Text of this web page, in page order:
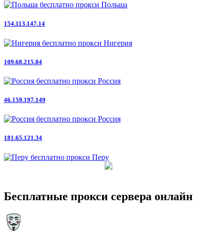
Польша
154.113.147.14
Нигерия
109.68.215.84
Россия
46.159.197.149
Россия
181.65.121.34
Перу
Бесплатные прокси сервера онлайн